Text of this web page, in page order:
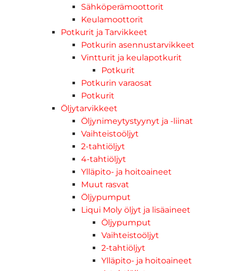
Sähköperämoottorit
Keulamoottorit
Potkurit ja Tarvikkeet
Potkurin asennustarvikkeet
Vintturit ja keulapotkurit
Potkurit
Potkurin varaosat
Potkurit
Öljytarvikkeet
Öljynimeytystyynyt ja -liinat
Vaihteistoöljyt
2-tahtiöljyt
4-tahtiöljyt
Ylläpito- ja hoitoaineet
Muut rasvat
Öljypumput
Liqui Moly öljyt ja lisäaineet
Öljypumput
Vaihteistoöljyt
2-tahtiöljyt
Ylläpito- ja hoitoaineet